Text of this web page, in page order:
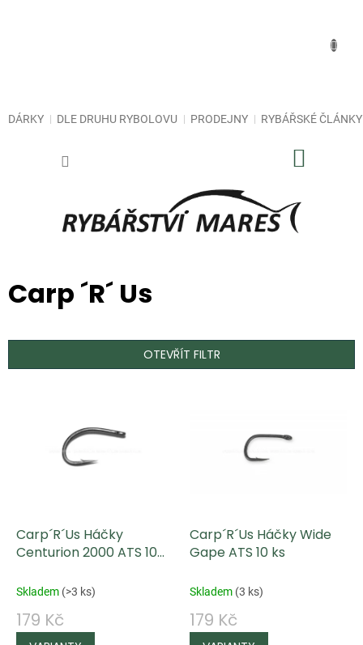
DÁRKY DLE DRUHU RYBOLOVU PRODEJNY RYBÁŘSKÉ ČLÁNKY
Carp ´R´ Us
OTEVŘÍT FILTR
o
d
u
k
Carp´R´Us Háčky
Centurion 2000 ATS 10
Skladem (>3 ks)
179 Kč
Carp´R´Us Háčky Wide
Gape ATS 10 ks
Skladem (3 ks)
179 Kč